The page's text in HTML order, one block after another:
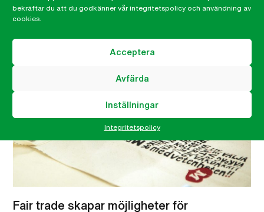
bekräftar du att du godkänner vår integritetspolicy och användning av
cookies.
Acceptera
Avfärda
Inställningar
Integritetspolicy
Fair trade skapar möjligheter för